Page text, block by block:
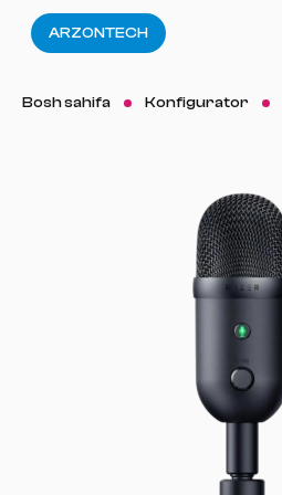
ARZONTECH
Bosh sahifa Konfigurator